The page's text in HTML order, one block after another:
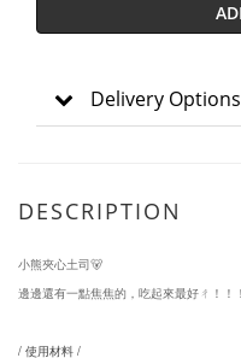
Delivery Options
DESCRIPTION
小熊夾心土司🐻
邊邊還有一點焦焦的，吃起來最好ㄔ！！！
/ 使用材料 /